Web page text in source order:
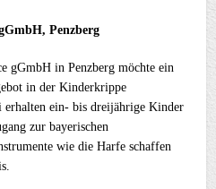
Penzberg
gGmbH in Penzberg möchte ein
in der Kinderkrippe
erhalten ein- bis dreijährige Kinder
zur bayerischen
wie die Harfe schaffen